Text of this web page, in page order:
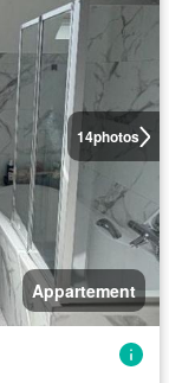
14photos
Appartement